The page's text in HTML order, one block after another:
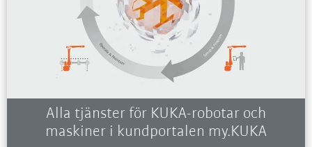
Alla tjänster för KUKA-robotar och
maskiner i kundportalen my.KUKA